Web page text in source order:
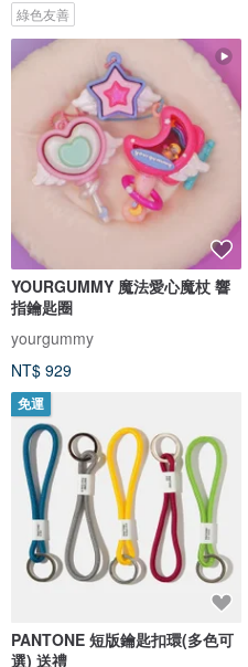
綠色友善
YOURGUMMY 魔法愛心魔杖 響
指鑰匙圈
yourgummy
NT$ 929
免運
PANTONE 短版鑰匙扣環(多色可
選) 送禮